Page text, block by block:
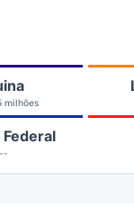
milhões
--